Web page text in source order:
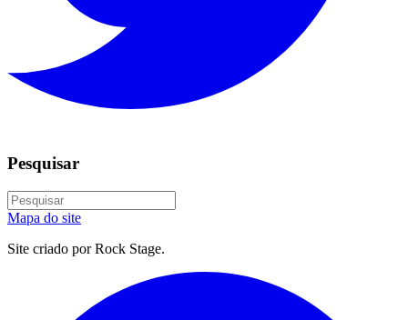
Pesquisar
Mapa do site
Site criado por Rock Stage.